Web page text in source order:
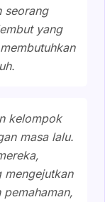
seorang
yang
kelompok
masa lalu.
mengejutkan